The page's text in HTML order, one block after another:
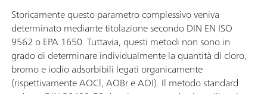
Storicamente questo parametro complessivo veniva
determinato mediante titolazione secondo DIN EN ISO
9562 o EPA 1650. Tuttavia, questi metodi non sono in
grado di determinare individualmente la quantità di cloro,
bromo e iodio adsorbibili legati organicamente
(rispettivamente AOCl, AOBr e AOI). Il metodo standard